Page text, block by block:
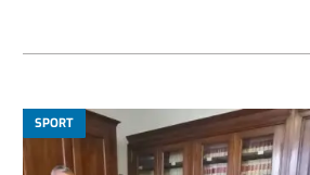
SPORT